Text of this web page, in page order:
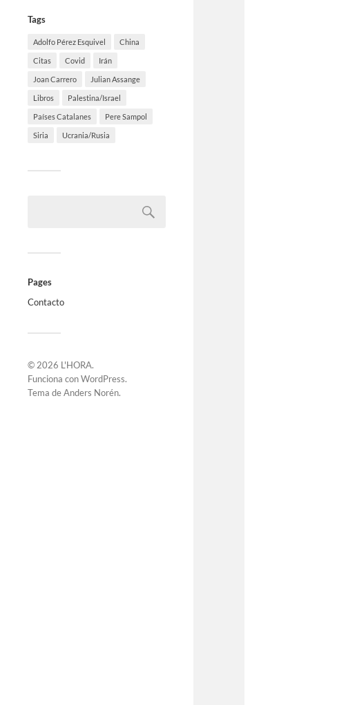
Tags
Adolfo Pérez Esquivel China
Citas Covid Irán
Joan Carrero Julian Assange
Libros Palestina/Israel
Países Catalanes Pere Sampol
Siria Ucrania/Rusia
Pages
Contacto
© 2026 L'HORA.
Funciona conWordPress.
Tema deAnders Norén.